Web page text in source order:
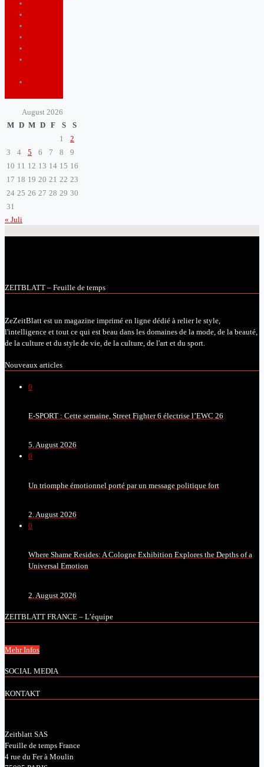
August 2026
M D M D F S
S
1
2
3
4 5 6 7 8
9
10 11 12 13 14 15 16
17 18 19 20 21 22 23
24 25 26 27 28 29 30
31
« Juli
ZEITBLATT – Feuille de temps
ZeZeitBlatt est un magazine imprimé en ligne dédié à relier le style,
l'intelligence et tout ce qui est beau dans les domaines de la mode, de la beauté,
de la culture et du style de vie, de la culture, de l'art et du sport.
Nouveaux articles
0
E-SPORT : Cette semaine, Street Fighter 6 électrise l’EWC 26
5. August 2026
0
Un triomphe émotionnel porté par un message politique fort
2. August 2026
0
Where Shame Resides: A Cologne Exhibition Explores the Depths of a
Universal Emotion
2. August 2026
ZEITBLATT FRANCE – L’équipe
Mehr Infos
SOCIAL MEDIA
KONTAKT
Zeitblatt SAS
Feuille de temps France
4 rue du Fer à Moulin